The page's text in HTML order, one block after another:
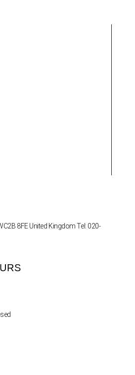
8FE United Kingdom Tel: 020-